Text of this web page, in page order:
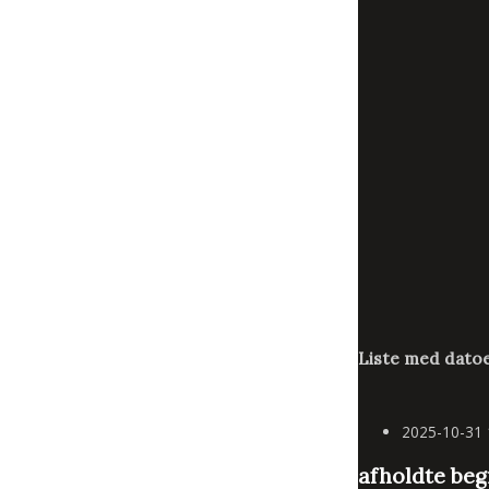
Liste med
2025-10-31
afholdte